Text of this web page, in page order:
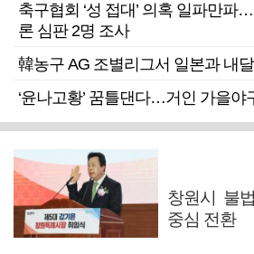
축구협회 ‘성 접대’ 의혹 일파만파
론 심판 2명 조사
韓농구 AG 조별리그서 일본과 내
‘윤나고황’ 꿈틀댄다…거인 가을야
창원시 불
중심 전환